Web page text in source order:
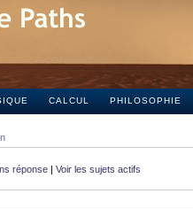
CALCUL PHILOSOPHIE
réponse | Voir les sujets actifs